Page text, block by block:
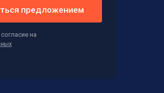
предложением
на